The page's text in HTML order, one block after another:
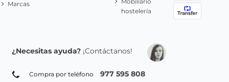
Marcas
hostelería
¿Necesitas ayuda? ¡Contáctanos!
Compra por teléfono 977 595 808